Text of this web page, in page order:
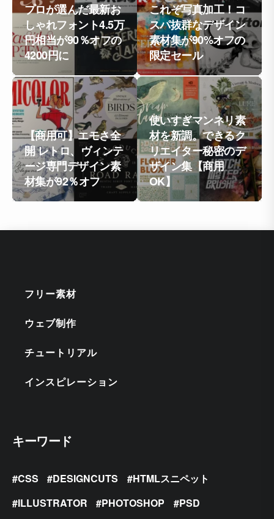
プロが選んだ最新お
しゃれフォント4.5万
円相当が90％オフの
4200円に
これぞ写真加工！コ
スパ抜群なデザイン
素材集が90%オフの
限定セール
【商用可】エモさ全
開 レトロ、ヴィンテ
ージ専門デザイン素
材集が92％オフ
使いすぎマンネリ素
材を新調。できるク
リエイター秘密のデ
ザイン集【商用
OK】
フリー素材
ウェブ制作
チュートリアル
インスピレーション
キーワード
CSS DESIGNCUTS
HTMLスニペット
ILLUSTRATOR
PHOTOSHOP
PSD